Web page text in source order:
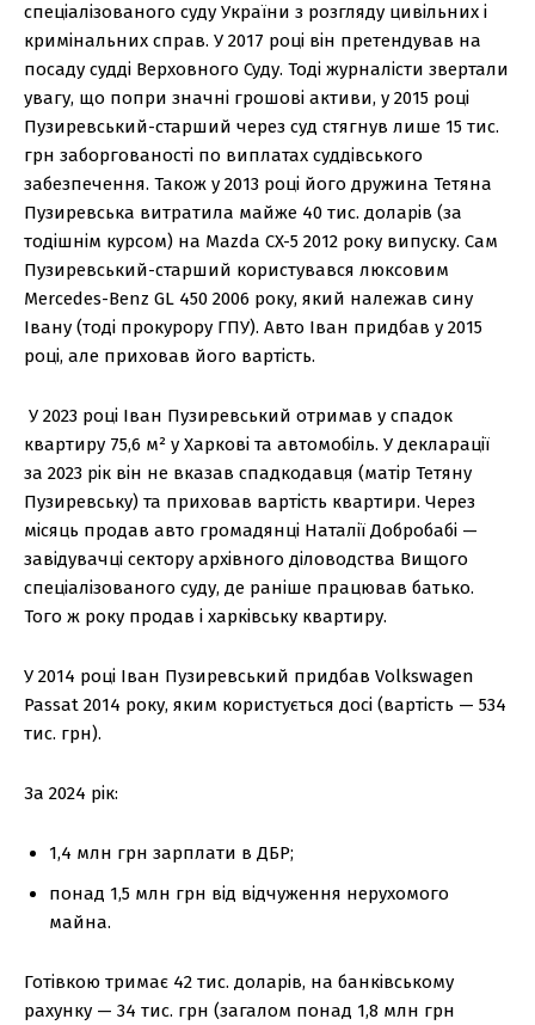
спеціалізованого суду України з розгляду цивільних і
кримінальних справ. У 2017 році він претендував на
посаду судді Верховного Суду. Тоді журналісти звертали
увагу, що попри значні грошові активи, у 2015 році
Пузиревський-старший через суд стягнув лише 15 тис.
грн заборгованості по виплатах суддівського
забезпечення. Також у 2013 році його дружина Тетяна
Пузиревська витратила майже 40 тис. доларів (за
тодішнім курсом) на Mazda CX-5 2012 року випуску. Сам
Пузиревський-старший користувався люксовим
Mercedes-Benz GL 450 2006 року, який належав сину
Івану (тоді прокурору ГПУ). Авто Іван придбав у 2015
році, але приховав його вартість.
У 2023 році Іван Пузиревський отримав у спадок
квартиру 75,6 м² у Харкові та автомобіль. У декларації
за 2023 рік він не вказав спадкодавця (матір Тетяну
Пузиревську) та приховав вартість квартири. Через
місяць продав авто громадянці Наталії Добробабі —
завідувачці сектору архівного діловодства Вищого
спеціалізованого суду, де раніше працював батько.
Того ж року продав і харківську квартиру.
У 2014 році Іван Пузиревський придбав Volkswagen
Passat 2014 року, яким користується досі (вартість — 534
тис. грн).
За 2024 рік:
1,4 млн грн зарплати в ДБР;
понад 1,5 млн грн від відчуження нерухомого
майна.
Готівкою тримає 42 тис. доларів, на банківському
рахунку — 34 тис. грн (загалом понад 1,8 млн грн